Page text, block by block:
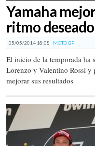
Yamaha
ritmo deseado
05/05/2014 18:08 MOTO GP
El inicio de la temporada ha
Lorenzo y Valentino Rossi y
mejorar sus resultados